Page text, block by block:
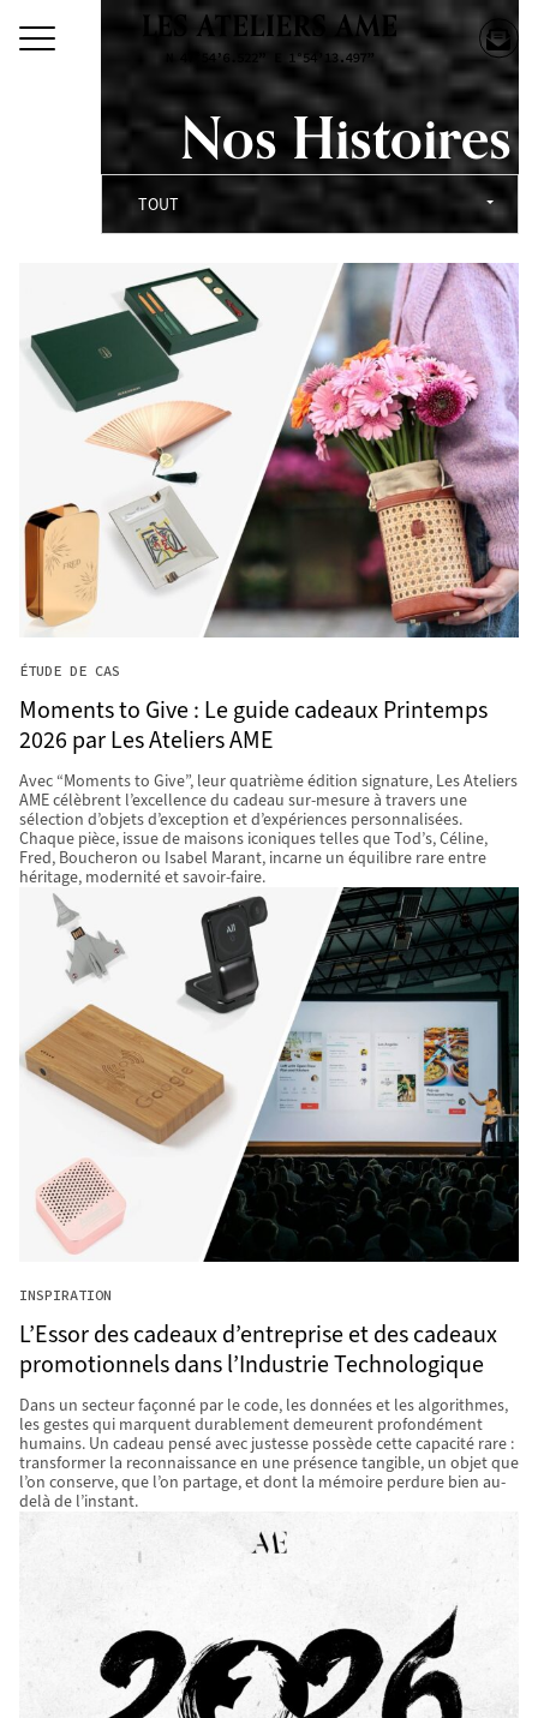
Nos Histoires
TOUT
ÉTUDE DE CAS
Moments to Give : Le guide cadeaux Printemps
2026 par Les Ateliers AME
Avec “Moments to Give”, leur quatrième édition signature, Les Ateliers
AME célèbrent l’excellence du cadeau sur-mesure à travers une
sélection d’objets d’exception et d’expériences personnalisées.
Chaque pièce, issue de maisons iconiques telles que Tod’s, Céline,
Fred, Boucheron ou Isabel Marant, incarne un équilibre rare entre
héritage, modernité et savoir-faire.
INSPIRATION
L’Essor des cadeaux d’entreprise et des cadeaux
promotionnels dans l’Industrie Technologique
Dans un secteur façonné par le code, les données et les algorithmes,
les gestes qui marquent durablement demeurent profondément
humains. Un cadeau pensé avec justesse possède cette capacité rare :
transformer la reconnaissance en une présence tangible, un objet que
l’on conserve, que l’on partage, et dont la mémoire perdure bien au-
delà de l’instant.